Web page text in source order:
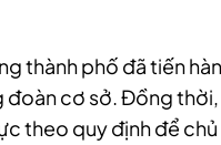
thành phố đã tiến
đoàn cơ sở. Đồng
theo quy định để